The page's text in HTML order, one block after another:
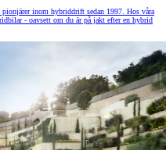
inom hybriddrift sedan 1997. Hos våra
- oavsett om du är på jakt efter en hybrid